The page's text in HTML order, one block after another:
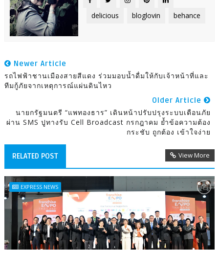
delicious bloglovin behance
Newer Article
รถไฟฟ้าชานเมืองสายสีแดง ร่วมมอบน้ำดื่มให้กับเจ้าหน้าที่และ
ทีมกู้ภัยจากเหตุการณ์แผ่นดินไหว
Older Article
นายกรัฐมนตรี “แพทองธาร” เดินหน้าปรับปรุงระบบเตือนภัย
ผ่าน SMS ปูทางรับ Cell Broadcast กรกฎาคม ย้ำข้อความต้อง
กระชับ ถูกต้อง เข้าใจง่าย
RELATED POST View More
EXPRESS NEWS